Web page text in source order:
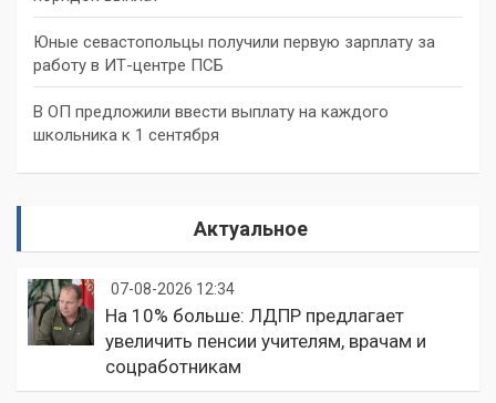
Юные севастопольцы получили первую зарплату за
работу в ИТ-центре ПСБ
В ОП предложили ввести выплату на каждого
школьника к 1 сентября
Актуальное
07-08-2026 12:34
На 10% больше: ЛДПР предлагает
увеличить пенсии учителям, врачам и
соцработникам